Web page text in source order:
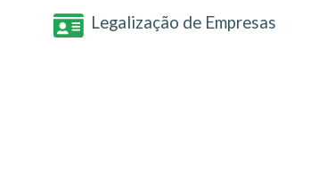
Legalização de Empresas